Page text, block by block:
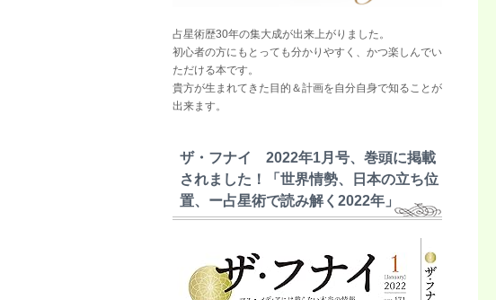
占星術歴30年の集大成が出来上がりました。
初心者の方にもとっても分かりやすく、かつ楽しんでい
ただける本です。
貴方が生まれてきた目的＆計画を自分自身で知ることが
出来ます。
ザ・フナイ 2022年1月号、巻頭に掲載
されました！「世界情勢、日本の立ち位
置、ー占星術で読み解く2022年」